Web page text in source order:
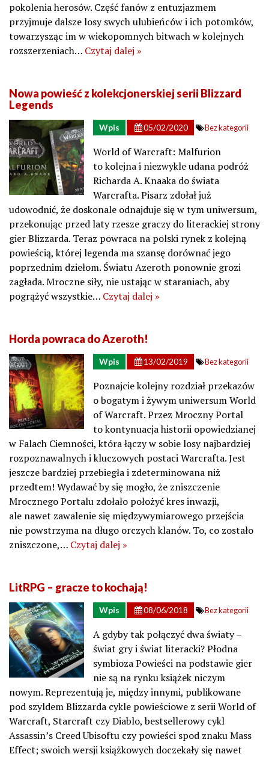
pokolenia herosów. Część fanów z entuzjazmem
przyjmuje dalsze losy swych ulubieńców i ich potomków,
towarzysząc im w wiekopomnych bitwach w kolejnych
rozszerzeniach… Czytaj dalej »
Nowa powieść z kolekcjonerskiej serii Blizzard
Legends
Wpis 05/02/2020 Bez kategorii
World of Warcraft: Malfurion
to kolejna i niezwykle udana podróż
Richarda A. Knaaka do świata
Warcrafta. Pisarz zdołał już
udowodnić, że doskonale odnajduje się w tym uniwersum,
przekonując przed laty rzesze graczy do literackiej strony
gier Blizzarda. Teraz powraca na polski rynek z kolejną
powieścią, której legenda ma szansę dorównać jego
poprzednim dziełom. Światu Azeroth ponownie grozi
zagłada. Mroczne siły, nie ustając w staraniach, aby
pogrążyć wszystkie… Czytaj dalej »
Horda powraca do Azeroth!
Wpis 13/02/2019 Bez kategorii
Poznajcie kolejny rozdział przekazów
o bogatym i żywym uniwersum World
of Warcraft. Przez Mroczny Portal
to kontynuacja historii opowiedzianej
w Falach Ciemności, która łączy w sobie losy najbardziej
rozpoznawalnych i kluczowych postaci Warcrafta. Jest
jeszcze bardziej przebiegła i zdeterminowana niż
przedtem! Wydawać by się mogło, że zniszczenie
Mrocznego Portalu zdołało położyć kres inwazji,
ale nawet zawalenie się międzywymiarowego przejścia
nie powstrzyma na długo orczych klanów. To, co zostało
zniszczone,… Czytaj dalej »
LitRPG – gracze to kochają!
Wpis 08/06/2018 Bez kategorii
A gdyby tak połączyć dwa światy –
świat gry i świat literacki? Płodna
symbioza Powieści na podstawie gier
nie są na rynku książek niczym
nowym. Reprezentują je, między innymi, publikowane
pod szyldem Blizzarda cykle powieściowe z serii World of
Warcraft, Starcraft czy Diablo, bestsellerowy cykl
Assassin’s Creed Ubisoftu czy powieści spod znaku Mass
Effect; swoich wersji książkowych doczekały się nawet